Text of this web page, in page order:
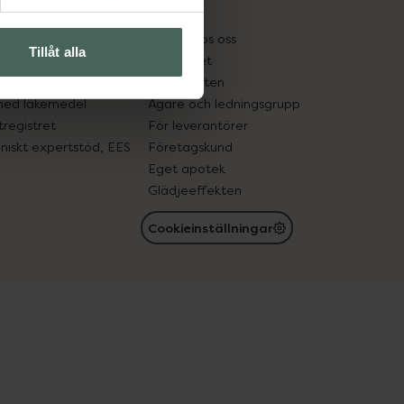
Tillåt alla
in gammal medicin
läkemedel
expertstöd, EES
Pressrum
Jobba hos oss
Hållbarhet
Samarbeten
Ägare och ledningsgrupp
För leverantörer
Företagskund
Eget apotek
Glädjeeffekten
Cookieinställningar